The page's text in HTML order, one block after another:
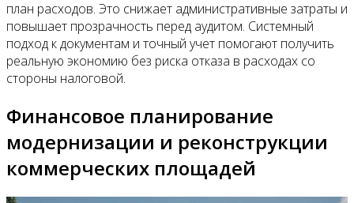
план расходов. Это снижает административные затраты и
повышает прозрачность перед аудитом. Системный
подход к документам и точный учет помогают получить
реальную экономию без риска отказа в расходах со
стороны налоговой.
Финансовое планирование
модернизации и реконструкции
коммерческих площадей